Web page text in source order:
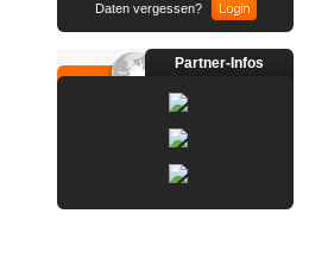
Daten vergessen?
Partner-Infos